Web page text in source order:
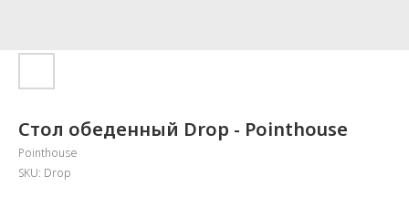
Стол обеденный Drop - Pointhouse
Pointhouse
SKU: Drop